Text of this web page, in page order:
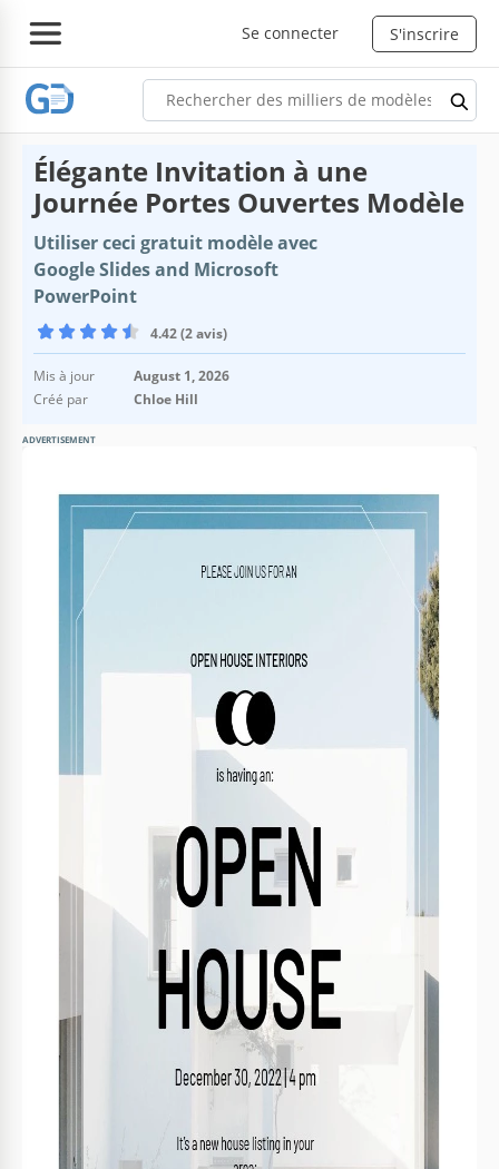
Se connecter S'inscrire
Élégante Invitation à une
Journée Portes Ouvertes Modèle
Utiliser ceci gratuit modèle avec
Google Slides and Microsoft
PowerPoint
4.42 (2 avis)
Mis à jour
August 1, 2026
Créé par
Chloe Hill
ADVERTISEMENT